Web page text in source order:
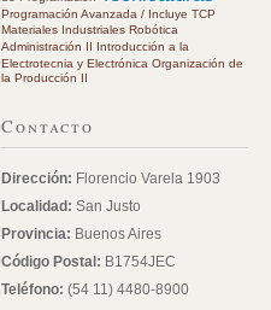
Programación Avanzada / Incluye TCP
Materiales Industriales Robótica
Administración II Introducción a la
Electrotecnia y Electrónica Organización de
la Producción II
Contacto
Dirección: Florencio Varela 1903
Localidad: San Justo
Provincia: Buenos Aires
Código Postal: B1754JEC
Teléfono: (54 11) 4480-8900